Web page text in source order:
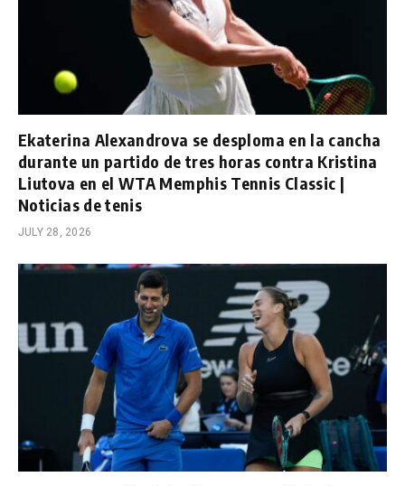
Ekaterina Alexandrova se desploma en la cancha
durante un partido de tres horas contra Kristina
Liutova en el WTA Memphis Tennis Classic |
Noticias de tenis
JULY 28, 2026